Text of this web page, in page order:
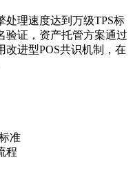
处理速度达到万级TPS标
验证，资产托管方案通过
进型POS共识机制，在
准
程